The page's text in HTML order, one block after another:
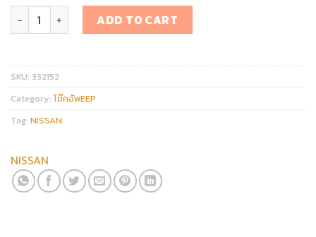
โช๊คอัพ NISSAN ALMERA NOTE quantity
ADD TO CART
SKU: 332152
Category: โช๊คอัพEEP
Tag: NISSAN
NISSAN